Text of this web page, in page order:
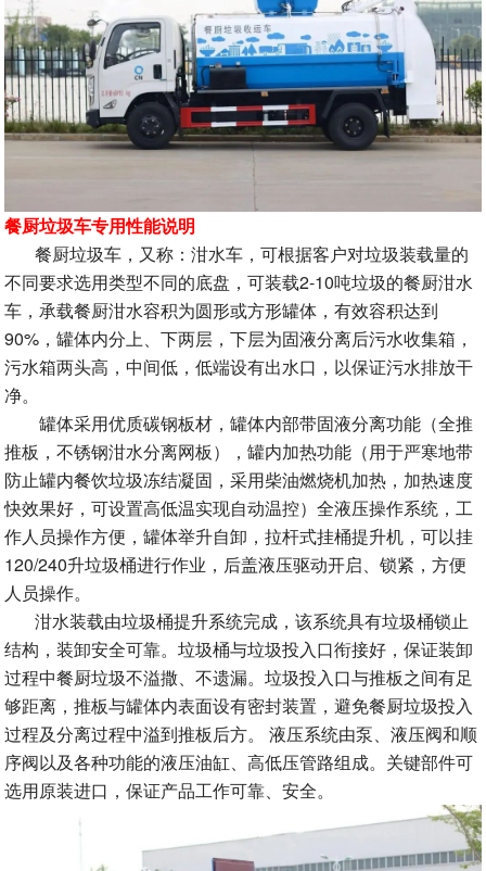
餐厨垃圾车专用性能说明
餐厨垃圾车，又称：泔水车，可根据客户对垃圾装载量的
不同要求选用类型不同的底盘，可装载2-10吨垃圾的餐厨泔水
车，承载餐厨泔水容积为圆形或方形罐体，有效容积达到
90%，罐体内分上、下两层，下层为固液分离后污水收集箱，
污水箱两头高，中间低，低端设有出水口，以保证污水排放干
净。
罐体采用优质碳钢板材，罐体内部带固液分离功能（全推
推板，不锈钢泔水分离网板），罐内加热功能（用于严寒地带
防止罐内餐饮垃圾冻结凝固，采用柴油燃烧机加热，加热速度
快效果好，可设置高低温实现自动温控）全液压操作系统，工
作人员操作方便，罐体举升自卸，拉杆式挂桶提升机，可以挂
120/240升垃圾桶进行作业，后盖液压驱动开启、锁紧，方便
人员操作。
泔水装载由垃圾桶提升系统完成，该系统具有垃圾桶锁止
结构，装卸安全可靠。垃圾桶与垃圾投入口衔接好，保证装卸
过程中餐厨垃圾不溢撒、不遗漏。垃圾投入口与推板之间有足
够距离，推板与罐体内表面设有密封装置，避免餐厨垃圾投入
过程及分离过程中溢到推板后方。 液压系统由泵、液压阀和顺
序阀以及各种功能的液压油缸、高低压管路组成。关键部件可
选用原装进口，保证产品工作可靠、安全。